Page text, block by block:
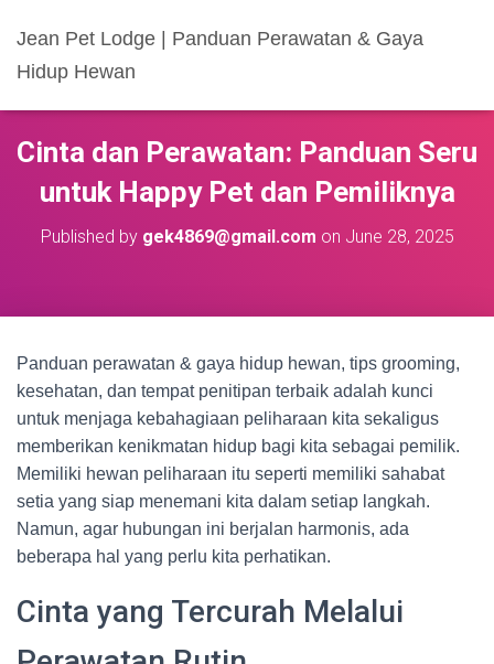
Jean Pet Lodge | Panduan Perawatan & Gaya
Hidup Hewan
Cinta dan Perawatan: Panduan Seru
untuk Happy Pet dan Pemiliknya
Published by gek4869@gmail.com on June 28, 2025
Panduan perawatan & gaya hidup hewan, tips grooming,
kesehatan, dan tempat penitipan terbaik adalah kunci
untuk menjaga kebahagiaan peliharaan kita sekaligus
memberikan kenikmatan hidup bagi kita sebagai pemilik.
Memiliki hewan peliharaan itu seperti memiliki sahabat
setia yang siap menemani kita dalam setiap langkah.
Namun, agar hubungan ini berjalan harmonis, ada
beberapa hal yang perlu kita perhatikan.
Cinta yang Tercurah Melalui